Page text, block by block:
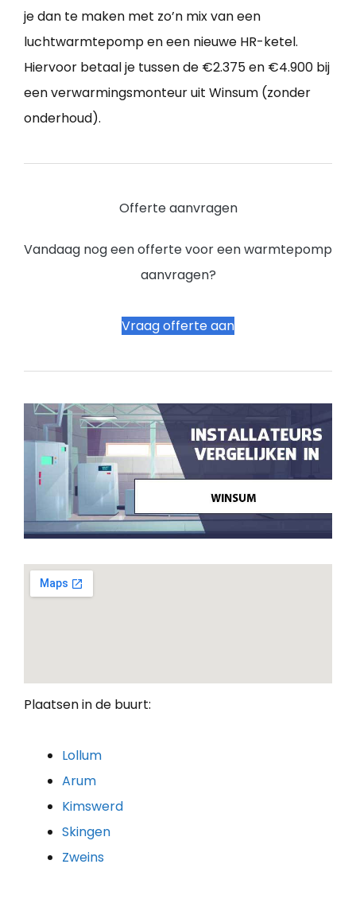
je dan te maken met zo’n mix van een
luchtwarmtepomp en een nieuwe HR-ketel.
Hiervoor betaal je tussen de €2.375 en €4.900 bij
een verwarmingsmonteur uit Winsum (zonder
onderhoud).
Offerte aanvragen
Vandaag nog een offerte voor een warmtepomp
aanvragen?
Vraag offerte aan
Plaatsen in de buurt:
Lollum
Arum
Kimswerd
Skingen
Zweins